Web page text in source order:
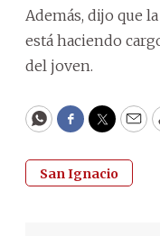
Además, dijo que
está haciendo
del joven.
WhatsApp
Facebook
San Ignacio